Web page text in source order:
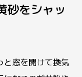
砂をシャッ
と窓を開けて換気